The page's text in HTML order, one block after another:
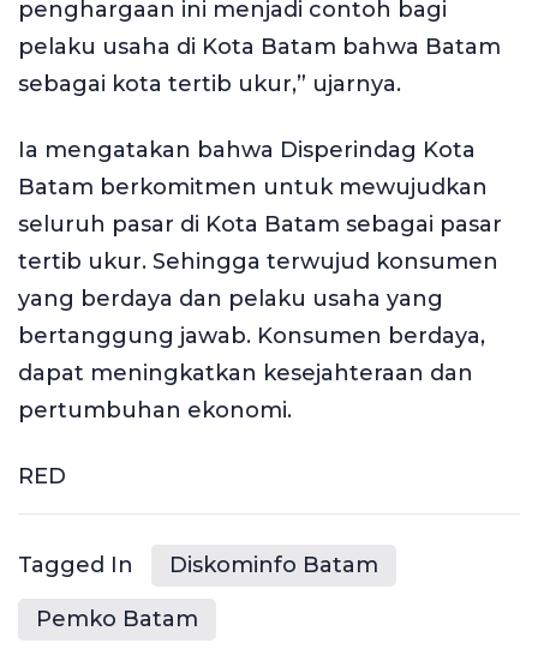
penghargaan ini menjadi contoh bagi
pelaku usaha di Kota Batam bahwa Batam
sebagai kota tertib ukur,” ujarnya.
Ia mengatakan bahwa Disperindag Kota
Batam berkomitmen untuk mewujudkan
seluruh pasar di Kota Batam sebagai pasar
tertib ukur. Sehingga terwujud konsumen
yang berdaya dan pelaku usaha yang
bertanggung jawab. Konsumen berdaya,
dapat meningkatkan kesejahteraan dan
pertumbuhan ekonomi.
RED
Tagged In Diskominfo Batam
Pemko Batam